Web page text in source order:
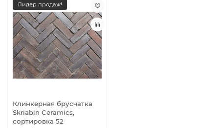
Лидер продаж!
Клинкерная брусчатка
Skriabin Ceramics,
сортировка 52